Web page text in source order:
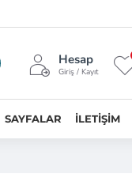
Hesap
Giriş / Kayıt
SAYFALAR İLETIŞIM